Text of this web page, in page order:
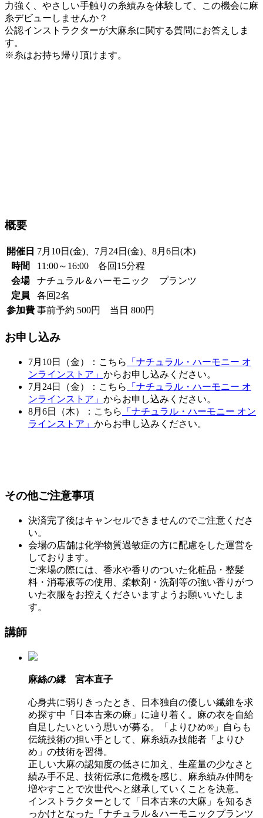
力強く、やさしい手触りの糸績みを体験して、この機会に麻
糸デビューしませんか？
公認インストラクターが大麻糸に関する質問にお答えしま
す。
※糸はお持ち帰り頂けます。
概要
開催日 7月10日(金)、7月24日(金)、8月6日(木)
時間
11:00～16:00 各回15分程
会場
ナチュラル＆ハーモニック プランツ
定員
各回2名
参加費 事前予約 500円 当日 800円
お申し込み
7月10日（金）：こちら
「ナチュラル・ハーモニー オ
ンラインストア」 からお申し込みください。
7月24日（金）：こちら
「ナチュラル・ハーモニー オ
ンラインストア」 からお申し込みください。
8月6日（木）：こちら
「ナチュラル・ハーモニー オン
ラインストア」 からお申し込みください。
その他ご注意事項
決済完了後はキャンセルできませんのでご注意くださ
い。
会場の店舗は化学物質過敏症の方に配慮をした運営を
しております。
ご来場の際には、香水や香りのついた化粧品・整髪
料・消毒液等の使用、柔軟剤・洗剤等の強い香りがつ
いた衣服をお控えくださいますようお願いいたしま
す。
講師
麻絲の縁 宮本直子
心身共に弱りきったとき、日本独自の優しい繊維を求
め探す中「日本古来の麻」に辿り着く。麻の衣を自給
自足したいという思いが募る。「よりひめ®」自らも
伝統技術の担い手として、麻糸績み技能者「よりひ
め」の技術を習得。
正しい大麻の認知度の低さに加え、生産量の少なさと
績み手不足、技術伝承に危機を感じ、麻糸績み仲間を
増やすことで次世代へと継承していくことを決意。
インストラクターとして「日本古来の大麻」を知るき
っかけとなった「ナチュラル＆ハーモニックプランツ